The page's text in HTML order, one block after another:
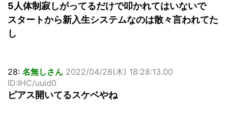
5人体制寂しがってるだけで叩かれてはいないで
スタートから新入生システムなのは散々言われてた
し
28: 名無しさん 2022/04/28(木) 18:28:13.00
ID:IHC/uuid0
ピアス開いてるスケベやね